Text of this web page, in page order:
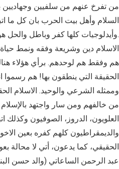
من تفرخ عنهم من سلفيين وجهاديين
السلام وأهل بيت الحرب بان كل ما
وأيدلوجيات كلها كفر وباطل والحل هو الاسلام.
الاسلام دين وشريعة وفقه ونمط
هم وفقط هم لوحدهم. برأي هؤلاء
الحقيقة التي ينطقون بها! هم
وممثله الشرعي والوحيد. الاسلام
من خالفهم ومن سار واجتهد بالإسلام
العلويون، الدروز، الصوفيون وكذلك
والديمقراطيون كلهم كفره بعين
الحقيقي، كما يدعون، أتي لا محالة
عبد الرحمن الساعاتي (والد حسن